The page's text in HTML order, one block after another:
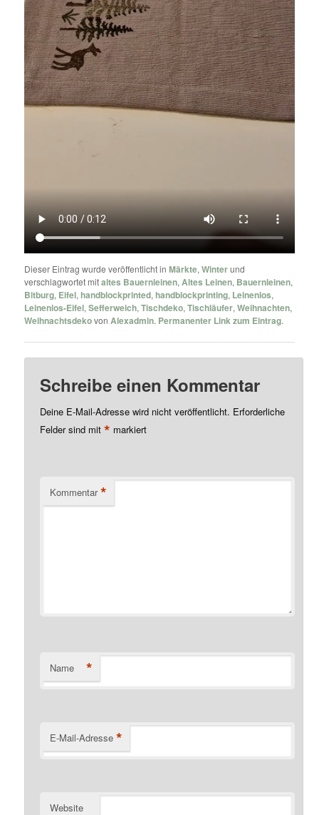
Dieser Eintrag wurde veröffentlicht inMärkte,Winterund
verschlagwortet mitaltes Bauernleinen, Altes Leinen, Bauernleinen,
Bitburg, Eifel, handblockprinted, handblockprinting, Leinenlos,
Leinenlos-Eifel,Sefferweich,Tischdeko,Tischläufer,Weihnachten,
Weihnachtsdekovon Alexadmin. Permanenter Link zum Eintrag.
Schreibe einen Kommentar
Deine E-Mail-Adresse wird nicht veröffentlicht. Erforderliche
Felder sind mit* markiert
Kommentar *
Name *
E-Mail-Adresse *
Website